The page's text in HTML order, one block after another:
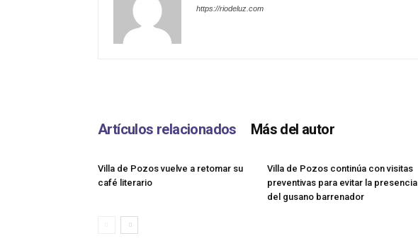
https://riodeluz.com
Artículos relacionados Más del autor
Villa de Pozos vuelve a retomar su
café literario
Villa de Pozos continúa con visitas
preventivas para evitar la presencia
del gusano barrenador